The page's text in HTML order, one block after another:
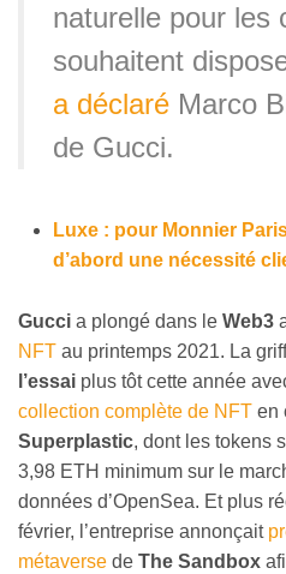
naturelle pour les
souhaitent
a déclaré Marco
de Gucci.
Luxe : pour Monnier
d’abord une nécessité
Gucci a plongé dans le Web3
NFT au printemps 2021. La
l’essai plus tôt cette année
collection complète de NFT en
Superplastic, dont les tokens
3,98 ETH minimum sur le
données d’OpenSea. Et plus
février, l’entreprise annonçait
métaverse de The Sandbox